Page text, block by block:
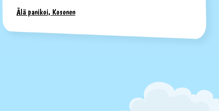
Älä panikoi, Kosonen